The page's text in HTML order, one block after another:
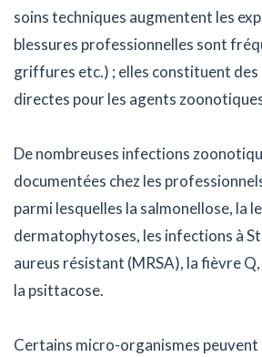
soins techniques augmentent les
blessures professionnelles sont
griffures etc.) ; elles constituent des
directes pour les agents
De nombreuses infections
documentées chez les
parmi lesquelles la salmonellose, la
dermatophytoses, les infections à
aureus résistant (MRSA), la fièvre
la psittacose.
Certains micro-organismes